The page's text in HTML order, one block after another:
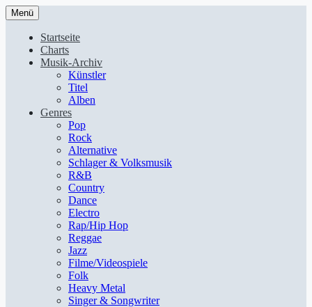
Menü
Startseite
Charts
Musik-Archiv
Künstler
Titel
Alben
Genres
Pop
Rock
Alternative
Schlager & Volksmusik
R&B
Country
Dance
Electro
Rap/Hip Hop
Reggae
Jazz
Filme/Videospiele
Folk
Heavy Metal
Singer & Songwriter